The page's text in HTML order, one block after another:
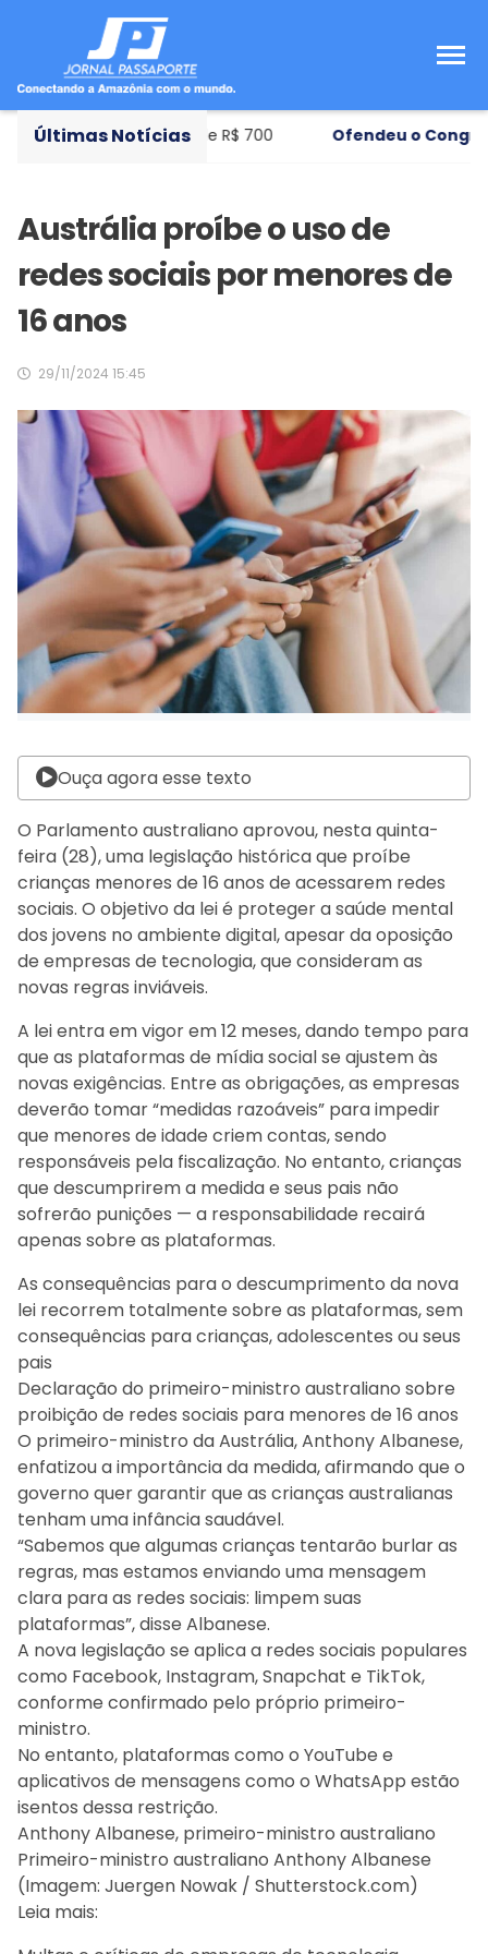
Últimas Notícias
com bolsa de R$ 700 Ofendeu o Congresso-
Austrália proíbe o uso de
redes sociais por menores de
16 anos
29/11/2024 15:45
Ouça agora esse texto
O Parlamento australiano aprovou, nesta quinta-
feira (28), uma legislação histórica que proíbe
crianças menores de 16 anos de acessarem redes
sociais. O objetivo da lei é proteger a saúde mental
dos jovens no ambiente digital, apesar da oposição
de empresas de tecnologia, que consideram as
novas regras inviáveis.
A lei entra em vigor em 12 meses, dando tempo para
que as plataformas de mídia social se ajustem às
novas exigências. Entre as obrigações, as empresas
deverão tomar “medidas razoáveis” para impedir
que menores de idade criem contas, sendo
responsáveis pela fiscalização. No entanto, crianças
que descumprirem a medida e seus pais não
sofrerão punições — a responsabilidade recairá
apenas sobre as plataformas.
As consequências para o descumprimento da nova
lei recorrem totalmente sobre as plataformas, sem
consequências para crianças, adolescentes ou seus
pais
Declaração do primeiro-ministro australiano sobre
proibição de redes sociais para menores de 16 anos
O primeiro-ministro da Austrália, Anthony Albanese,
enfatizou a importância da medida, afirmando que o
governo quer garantir que as crianças australianas
tenham uma infância saudável.
“Sabemos que algumas crianças tentarão burlar as
regras, mas estamos enviando uma mensagem
clara para as redes sociais: limpem suas
plataformas”, disse Albanese.
A nova legislação se aplica a redes sociais populares
como Facebook, Instagram, Snapchat e TikTok,
conforme confirmado pelo próprio primeiro-
ministro.
No entanto, plataformas como o YouTube e
aplicativos de mensagens como o WhatsApp estão
isentos dessa restrição.
Anthony Albanese, primeiro-ministro australiano
Primeiro-ministro australiano Anthony Albanese
(Imagem: Juergen Nowak / Shutterstock.com)
Leia mais: